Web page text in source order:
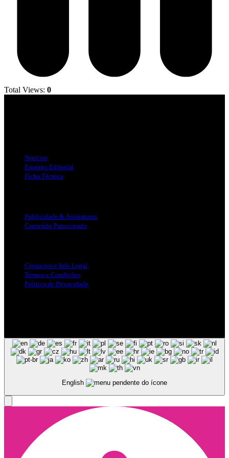
Total Views: 0
Notícias
Estatuto Editorial
Ficha Técnica
Publicidade & Assinaturas
Conteúdo Patrocinado
Contactos e Info Legal
Termos e Condições
Politica de Privacidade
English